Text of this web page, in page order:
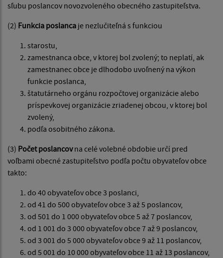
sľubu poslancov novozvoleného obecného zastupiteľstva.
(2) Funkcia poslanca je nezlučiteľná s funkciou
starostu,
zamestnanca obce, v ktorej bol zvolený; to neplatí, ak
zamestnanec obce je dlhodobo uvoľnený na výkon
funkcie poslanca,
štatutárneho orgánu rozpočtovej organizácie alebo
príspevkovej organizácie zriadenej obcou, v ktorej bol
zvolený,
podľa osobitného zákona.
(3) Počet poslancovna celé volebné obdobie určí pred
voľbami obecné zastupiteľstvo podľa počtu obyvateľov obce
takto:
do 40 obyvateľov obce 3 poslanci,
od 41 do 500 obyvateľov obce 3 až 5 poslancov,
od 501 do 1 000 obyvateľov obce 5 až 7 poslancov,
od 1 001 do 3 000 obyvateľov obce 7 až 9 poslancov,
od 3 001 do 5 000 obyvateľov obce 9 až 11 poslancov,
od 5 001 do 10 000 obyvateľov obce 11 až 13 poslancov,